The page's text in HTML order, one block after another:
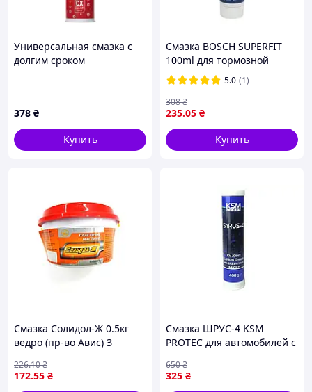
Универсальная смазка с
долгим сроком
378 ₴
Купить
Смазка BOSCH SUPERFIT
100ml для тормозной
системы (5000000150)
5.0 (1)
235.05 ₴
308₴
Купить
Смазка Солидол-Ж 0.5кг
ведро (пр-во Авис) З
172.55 ₴
226.10₴
Смазка ШРУС-4 KSM
PROTEC для автомобилей с
механическая
стабильность 0.4 кг
325 ₴
650₴